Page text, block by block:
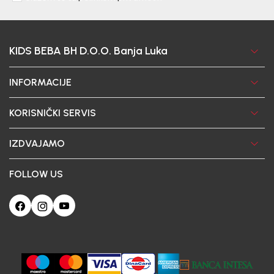
KIDS BEBA BH D.O.O. Banja Luka
INFORMACIJE
KORISNIČKI SERVIS
IZDVAJAMO
FOLLOW US